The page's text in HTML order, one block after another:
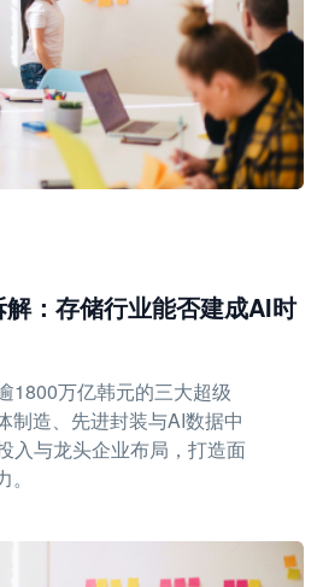
：存储行业能否建成AI时
1800万亿韩元的三大超级
制造、先进封装与AI数据中
入与龙头企业布局，打造面